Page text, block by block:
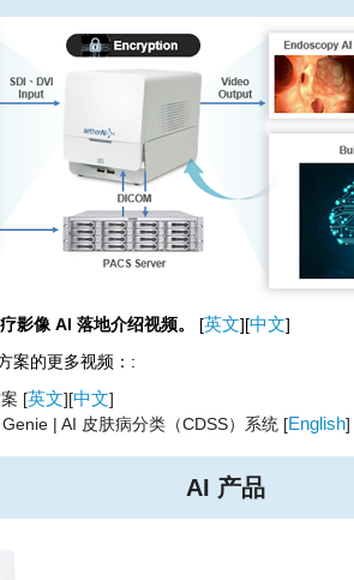
影像 AI 落地介绍视频。 [英文][中文]
案的更多视频：:
[英文][中文]
| AI 皮肤病分类（CDSS）系统 [English
AI 产品